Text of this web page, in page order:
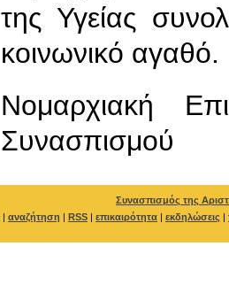
της Υγείας
κοινωνικό αγαθό.
Νομαρχιακή
Συνασπισμού
Συνασπισμός της
| αναζήτηση | RSS | επικαιρότητα | εκδηλώσεις |